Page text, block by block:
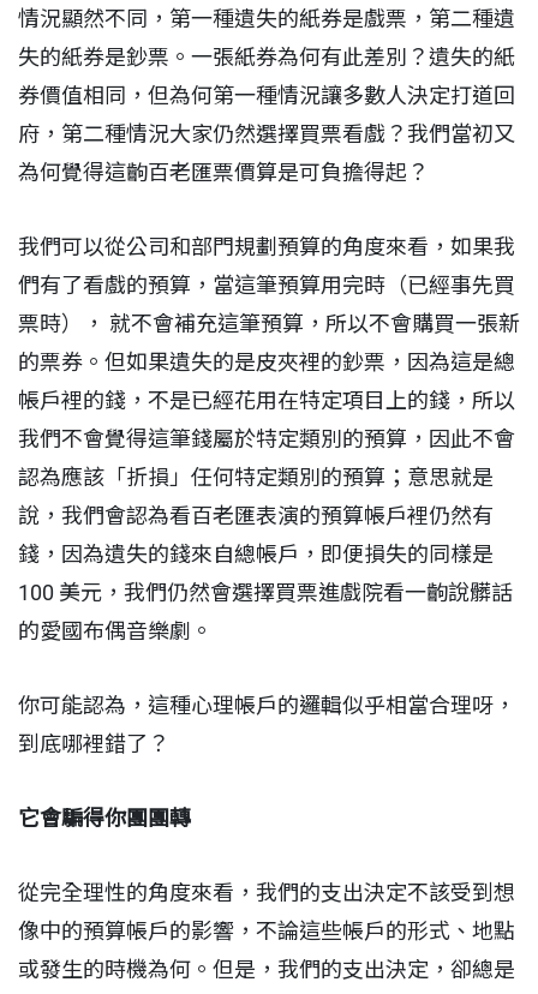
情況顯然不同，第一種遺失的紙券是戲票，第二種遺
失的紙券是鈔票。一張紙券為何有此差別？遺失的紙
券價值相同，但為何第一種情況讓多數人決定打道回
府，第二種情況大家仍然選擇買票看戲？我們當初又
為何覺得這齣百老匯票價算是可負擔得起？
我們可以從公司和部門規劃預算的角度來看，如果我
們有了看戲的預算，當這筆預算用完時（已經事先買
票時）， 就不會補充這筆預算，所以不會購買一張新
的票券。但如果遺失的是皮夾裡的鈔票，因為這是總
帳戶裡的錢，不是已經花用在特定項目上的錢，所以
我們不會覺得這筆錢屬於特定類別的預算，因此不會
認為應該「折損」任何特定類別的預算；意思就是
說，我們會認為看百老匯表演的預算帳戶裡仍然有
錢，因為遺失的錢來自總帳戶，即便損失的同樣是
100 美元，我們仍然會選擇買票進戲院看一齣說髒話
的愛國布偶音樂劇。
你可能認為，這種心理帳戶的邏輯似乎相當合理呀，
到底哪裡錯了？
它會騙得你團團轉
從完全理性的角度來看，我們的支出決定不該受到想
像中的預算帳戶的影響，不論這些帳戶的形式、地點
或發生的時機為何。但是，我們的支出決定，卻總是